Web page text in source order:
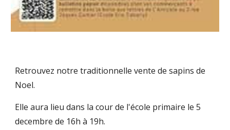
Retrouvez notre traditionnelle vente de sapins de
Noel.
Elle aura lieu dans la cour de l'école primaire le 5
decembre de 16h à 19h.